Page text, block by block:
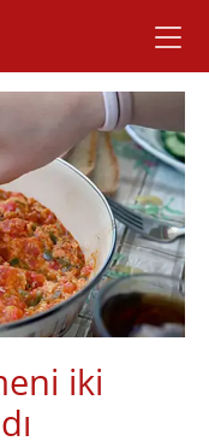
iki